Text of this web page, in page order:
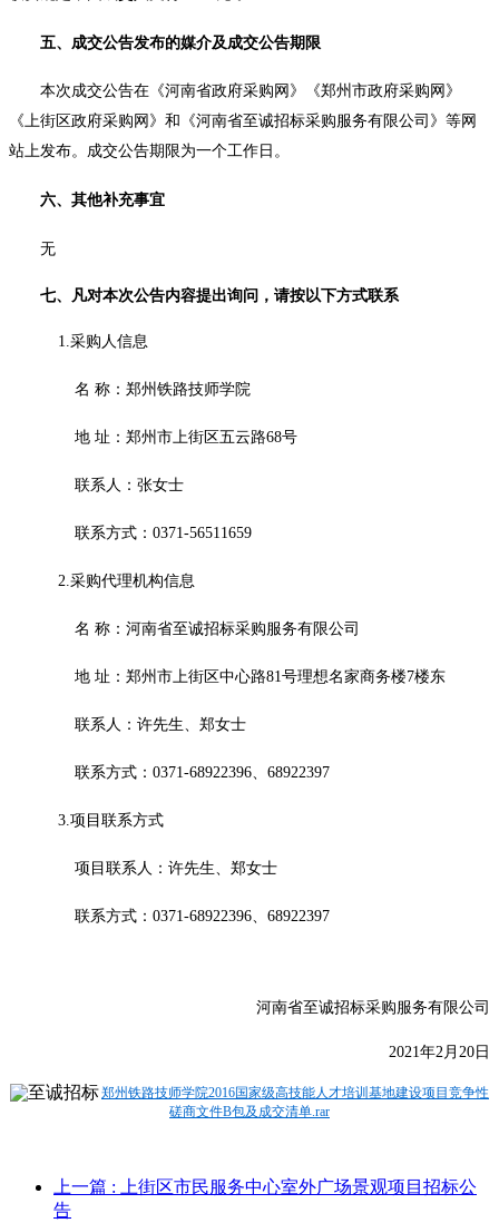
五、成交公告发布的媒介及成交公告期限
本次成交公告在《河南省政府采购网》《郑州市政府采购网》
《上街区政府采购网》和《河南省至诚招标采购服务有限公司》等网
站上发布。 成交公告期限为一个工作日。
六、其他补充事宜
无
七、凡对本次公告内容提出询问，请按以下方式联系
1.采购人信息
名 称： 郑州铁路技师学院
地 址：郑州市上街区五云路68号
联系人：张女士
联系方式： 0371-56511659
2.采购代理机构信息
名 称： 河南省至诚招标采购服务有限公司
地 址： 郑州市上街区中心路81号理想名家商务楼7楼东
联系人：许先生、郑女士
联系方式： 0371-68922396、68922397
3.项目联系方式
项目联系人：许先生、郑女士
联系方式： 0371-68922396、68922397
河南省至诚招标采购服务有限公司
2021年2月20日
郑州铁路技师学院2016国家级高技能人才培训基地建设项目竞争性
磋商文件B包及成交清单.rar
上一篇 : 上街区市民服务中心室外广场景观项目招标公
告